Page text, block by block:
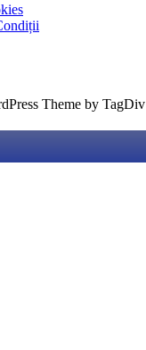
Theme by TagDiv